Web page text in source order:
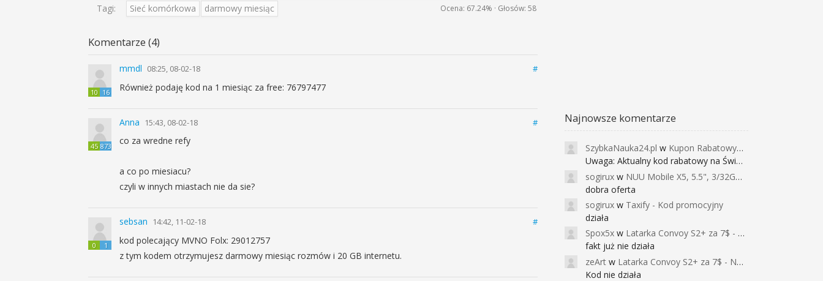
Tagi: Sieć komórkowa darmowy miesiąc Ocena: 67.24% · Głosów: 58
Komentarze (4)
10 16
mmdl 08:25, 08-02-18 #
Również podaję kod na 1 miesiąc za free: 76797477
45 873
Anna 15:43, 08-02-18 #
co za wredne refy
a co po miesiacu?
czyli w innych miastach nie da sie?
0 1
sebsan 14:42, 11-02-18 #
kod polecający MVNO Folx: 29012757
z tym kodem otrzymujesz darmowy miesiąc rozmów i 20 GB internetu.
Najnowsze komentarze
SzybkaNauka24.pl w Kupon Rabatowy na Kurs Angielskiego dla Dzieci - FunEnglish
Uwaga: Aktualny kod rabatowy na Święta (
sogirux w NUU Mobile X5, 5.5", 3/32GB, czujnik linii papilarnych, 2950mAh, aparat 13MP za 267zł - Banggood
dobra oferta
sogirux w Taxify - Kod promocyjny
działa
Spox5x w Latarka Convoy S2+ za 7$ - Najniższa cena od 2017r
fakt już nie działa
zeArt w Latarka Convoy S2+ za 7$ - Najniższa cena od 2017r
Kod nie działa